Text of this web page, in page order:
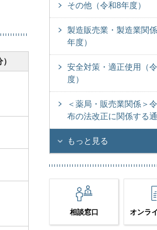
その他（令和8年度）
製造販売業・製造業関
年度）
安全対策・適正使用（
度）
＜薬局・販売業関係＞
布の法改正に関係する
もっと見る
相談窓口 オンラ